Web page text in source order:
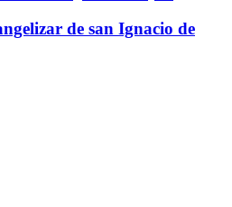
de san Ignacio de